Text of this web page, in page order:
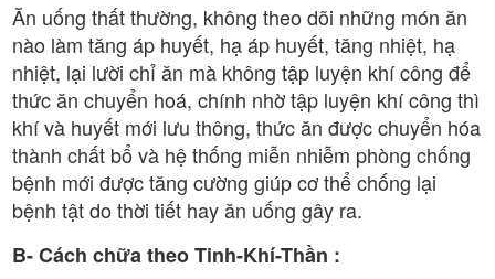
Ăn uống thất thường, không theo dõi những món ăn
nào làm tăng áp huyết, hạ áp huyết, tăng nhiệt, hạ
nhiệt, lại lười chỉ ăn mà không tập luyện khí công để
thức ăn chuyển hoá, chính nhờ tập luyện khí công thì
khí và huyết mới lưu thông, thức ăn được chuyển hóa
thành chất bổ và hệ thống miễn nhiễm phòng chống
bệnh mới được tăng cường giúp cơ thể chống lại
bệnh tật do thời tiết hay ăn uống gây ra.
B- Cách chữa theo Tinh-Khí-Thần :